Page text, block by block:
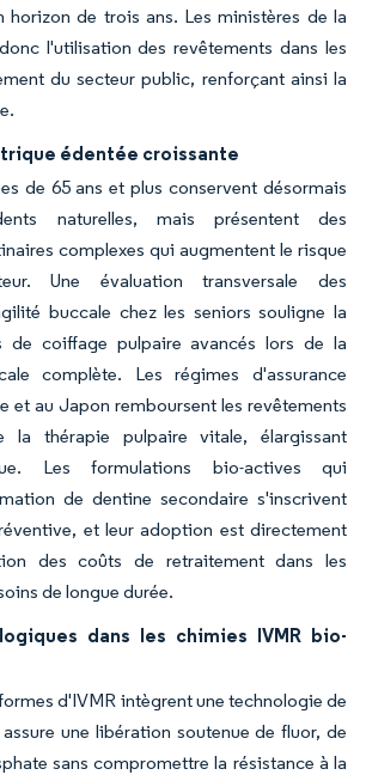
horizon de trois ans. Les ministères de la
l'utilisation des revêtements dans les
du secteur public, renforçant ainsi la
édentée croissante
de 65 ans et plus conservent désormais
naturelles, mais présentent des
complexes qui augmentent le risque
Une évaluation transversale des
buccale chez les seniors souligne la
de coiffage pulpaire avancés lors de la
complète. Les régimes d'assurance
et au Japon remboursent les revêtements
thérapie pulpaire vitale, élargissant
Les formulations bio-actives qui
de dentine secondaire s'inscrivent
et leur adoption est directement
des coûts de retraitement dans les
de longue durée.
dans les chimies IVMR bio-
d'IVMR intègrent une technologie de
une libération soutenue de fluor, de
sans compromettre la résistance à la